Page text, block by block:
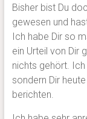
Bisher bist Du
gewesen und
Ich habe Dir so
ein Urteil von Dir
nichts gehört.
sondern Dir
berichten.